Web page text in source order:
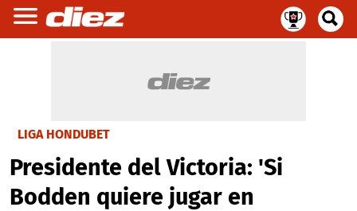
LIGA HONDUBET
Presidente del Victoria: 'Si
Bodden quiere jugar en